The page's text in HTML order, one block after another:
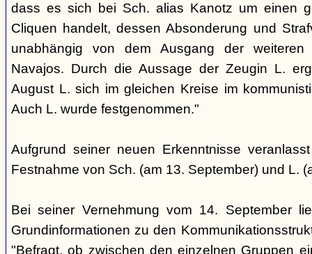
dass es sich bei Sch. alias Kanotz um einen
Cliquen handelt, dessen Absonderung und
unabhängig von dem Ausgang der weiteren
Navajos. Durch die Aussage der Zeugin L.
August L. sich im gleichen Kreise im
Auch L. wurde festgenommen."
Aufgrund seiner neuen Erkenntnisse
Festnahme von Sch. (am 13. September) und L.
Bei seiner Vernehmung vom 14. September
Grundinformationen zu den
"Befragt, ob zwischen den einzelnen Gruppen